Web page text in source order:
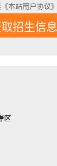
本站用户协议》
招生信息
区